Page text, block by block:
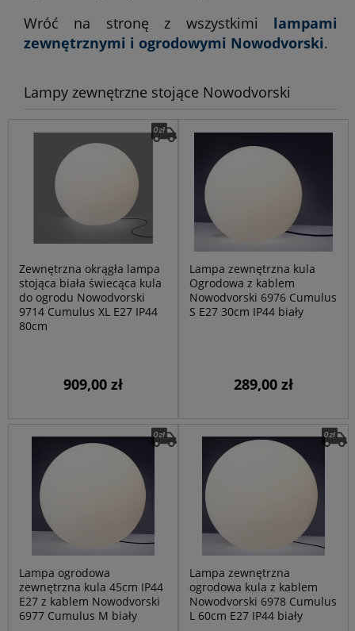
Wróć na stronę z wszystkimi lampami
zewnętrznymi i ogrodowymi Nowodvorski.
Lampy zewnętrzne stojące Nowodvorski
Zewnętrzna okrągła lampa
stojąca biała świecąca kula
do ogrodu Nowodvorski
9714 Cumulus XL E27 IP44
80cm
909,00 zł
Lampa zewnętrzna kula
Ogrodowa z kablem
Nowodvorski 6976 Cumulus
S E27 30cm IP44 biały
289,00 zł
Lampa ogrodowa
zewnętrzna kula 45cm IP44
E27 z kablem Nowodvorski
6977 Cumulus M biały
Lampa zewnętrzna
ogrodowa kula z kablem
Nowodvorski 6978 Cumulus
L 60cm E27 IP44 biały